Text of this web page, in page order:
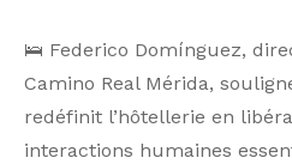
🛌 Federico Domínguez,
Camino Real Mérida,
redéfinit l’hôtellerie en
interactions humaines